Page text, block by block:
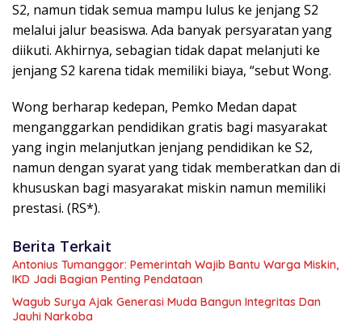
S2, namun tidak semua mampu lulus ke jenjang S2
melalui jalur beasiswa. Ada banyak persyaratan yang
diikuti. Akhirnya, sebagian tidak dapat melanjuti ke
jenjang S2 karena tidak memiliki biaya, “sebut Wong.
Wong berharap kedepan, Pemko Medan dapat
menganggarkan pendidikan gratis bagi masyarakat
yang ingin melanjutkan jenjang pendidikan ke S2,
namun dengan syarat yang tidak memberatkan dan di
khususkan bagi masyarakat miskin namun memiliki
prestasi. (RS*).
Berita Terkait
Antonius Tumanggor: Pemerintah Wajib Bantu Warga Miskin,
IKD Jadi Bagian Penting Pendataan
Wagub Surya Ajak Generasi Muda Bangun Integritas Dan
Jauhi Narkoba